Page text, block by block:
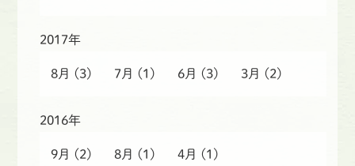
2017年
8月 (3) 7月 (1) 6月 (3) 3月 (2)
2016年
9月 (2) 8月 (1) 4月 (1)